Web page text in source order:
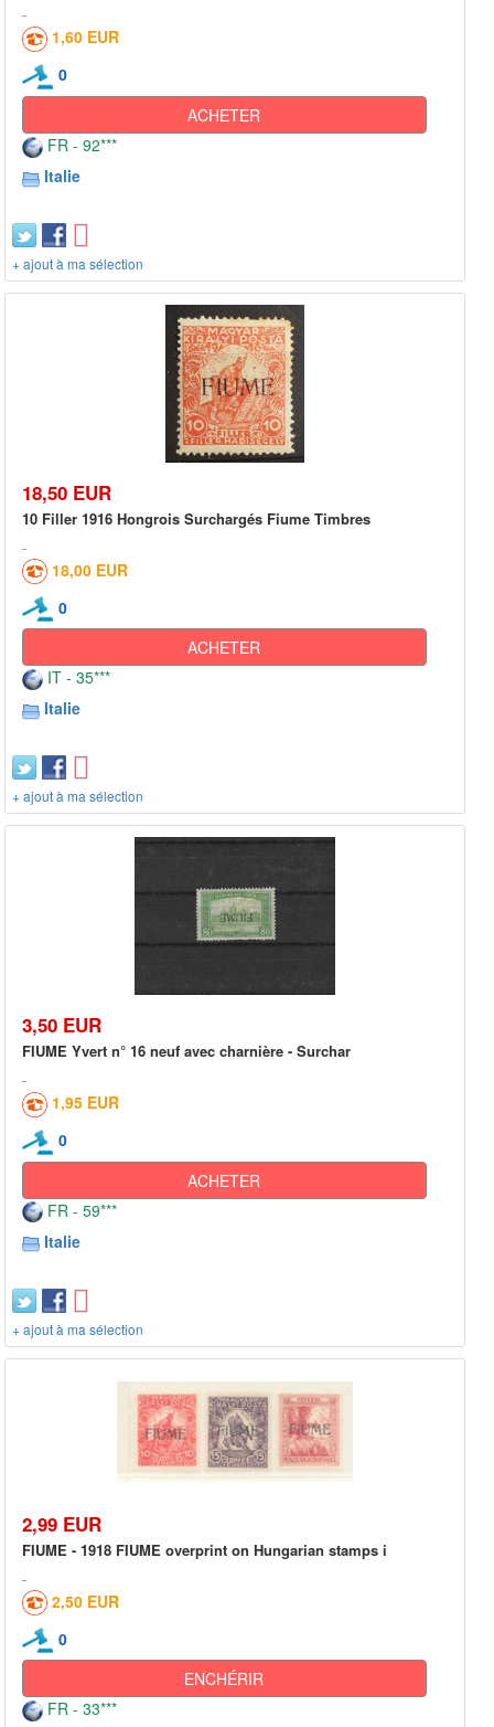
1,60 EUR
0
ACHETER
FR - 92***
Italie
+ ajout à ma sélection
18,50 EUR
10 Filler 1916 Hongrois Surchargés Fiume Timbres
18,00 EUR
0
ACHETER
IT - 35***
Italie
+ ajout à ma sélection
3,50 EUR
FIUME Yvert n° 16 neuf avec charnière - Surchar
1,95 EUR
0
ACHETER
FR - 59***
Italie
+ ajout à ma sélection
2,99 EUR
FIUME - 1918 FIUME overprint on Hungarian stamps i
2,50 EUR
0
ENCHÉRIR
FR - 33***